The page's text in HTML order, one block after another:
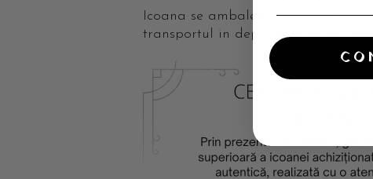
Icoana se ambaleaza folosind
transportul in deplina siguranta.